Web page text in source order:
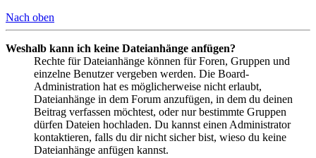
Nach oben
Weshalb kann ich keine Dateianhänge anfügen?
Rechte für Dateianhänge können für Foren, Gruppen und
einzelne Benutzer vergeben werden. Die Board-
Administration hat es möglicherweise nicht erlaubt,
Dateianhänge in dem Forum anzufügen, in dem du deinen
Beitrag verfassen möchtest, oder nur bestimmte Gruppen
dürfen Dateien hochladen. Du kannst einen Administrator
kontaktieren, falls du dir nicht sicher bist, wieso du keine
Dateianhänge anfügen kannst.